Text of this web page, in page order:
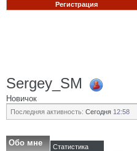
Регистрация
Sergey_SM
Новичок
Последняя активность: Сегодня 12:58
Обо мне Статистика